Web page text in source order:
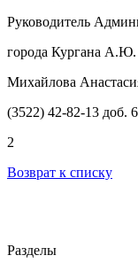
Руководитель
города Кургана
Михайлова
(3522) 42-82-13 доб.
2
Возврат к списку
Разделы